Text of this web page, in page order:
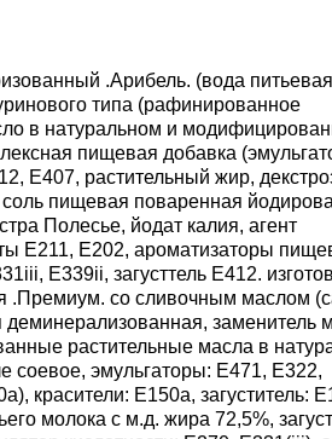
.Арибель. (вода
типа (рафинированное
в натуральном и
пищевая добавка
Е407, растительный жир,
соль пищевая поваренная
Полесье, йодат калия, агент
Е211, Е202, ароматизаторы
Е339ii, загусттель Е412.
.Премиум. со сливочным маслом
заменитель
растительные масла в
соевое, эмульгаторы: Е471, Е322,
красители: Е150а, загуститель:
молока с м.д. жира 72,5%,